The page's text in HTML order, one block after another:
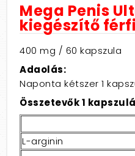
Mega Penis
kiegészítő
400 mg / 60 kapszula
Adaolás:
Naponta kétszer 1
Összetevők 1
L-arginin